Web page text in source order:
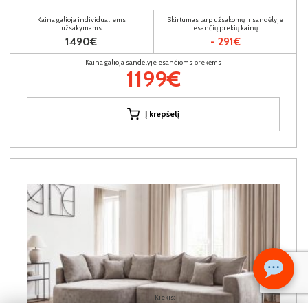
Kiekis:
Kaina galioja individualiems
užsakymams
1490€
Skirtumas tarp užsakomų ir sandėlyje
esančių prekių kainų
- 291€
Kaina galioja sandėlyje esančioms prekėms
1199€
Į krepšelį